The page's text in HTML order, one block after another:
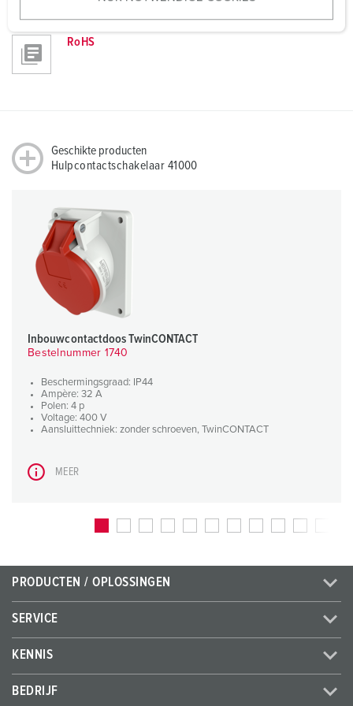
w
a
l
RoHS
Geschikte producten
Hulpcontactschakelaar 41000
Inbouwcontactdoos TwinCONTACT
Bestelnummer 1740
Beschermingsgraad: IP44
Ampère: 32 A
Polen: 4 p
Voltage: 400 V
Aansluittechniek: zonder schroeven, TwinCONTACT
MEER
PRODUCTEN / OPLOSSINGEN
SERVICE
KENNIS
BEDRIJF